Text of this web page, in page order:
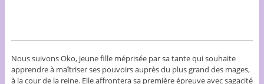
Nous suivons Oko, jeune fille méprisée par sa tante qui souhaite
apprendre à maîtriser ses pouvoirs auprès du plus grand des mages,
à la cour de la reine. Elle affrontera sa première épreuve avec sagacité